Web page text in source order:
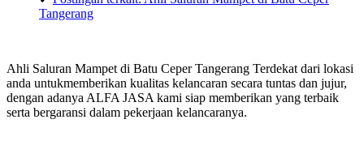
Tangerang
Ahli Saluran Mampet di Batu Ceper Tangerang Terdekat dari lokasi
anda untukmemberikan kualitas kelancaran secara tuntas dan jujur,
dengan adanya ALFA JASA kami siap memberikan yang terbaik
serta bergaransi dalam pekerjaan kelancaranya.